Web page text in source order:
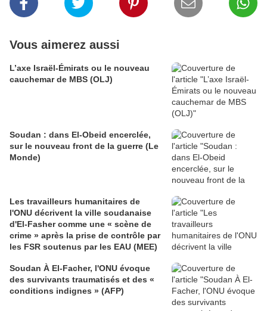
Vous aimerez aussi
L’axe Israël-Émirats ou le nouveau
cauchemar de MBS (OLJ)
Soudan : dans El-Obeid encerclée,
sur le nouveau front de la guerre (Le
Monde)
Les travailleurs humanitaires de
l'ONU décrivent la ville soudanaise
d'El-Fasher comme une « scène de
crime » après la prise de contrôle par
les FSR soutenus par les EAU (MEE)
Soudan À El-Facher, l'ONU évoque
des survivants traumatisés et des «
conditions indignes » (AFP)